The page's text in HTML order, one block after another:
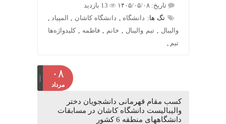
تاریخ: ۱۴۰۵/۰۵/۰۸
13 بازدید
تگ ها: دانشگاه,دانشگاه کاشان ,المپیاد,
, تیم والیبال , خانم, فاطمه ,کلیدواژه‌ها
۰۸
مرداد
کسب مقام قهرمانی دانشجویان دختر
والیبالیست دانشگاه کاشان در مسابقات
دانشگاههای منطقه 6 کشور